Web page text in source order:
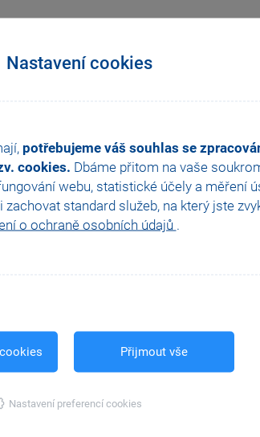
Nastavení cookies
potřebujeme váš souhlas se
cookies. Dbáme přitom na vaše
webu, statistické účely a měření
standard služeb, na který jste
o ochraně osobních údajů .
Přijmout vše
Nastavení preferencí cookies